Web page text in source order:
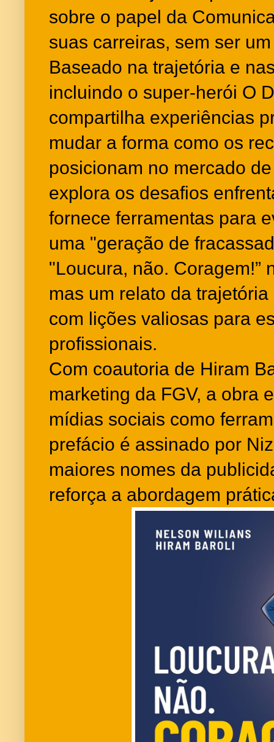
sobre o papel da
suas carreiras, sem ser
Baseado na trajetória e
incluindo o super-herói O
compartilha experiências
mudar a forma como os
posicionam no mercado
explora os desafios
fornece ferramentas para
uma "geração de
"Loucura, não. Coragem!”
mas um relato da
com lições valiosas para
profissionais.
Com coautoria de Hiram
marketing da FGV, a obra
mídias sociais como
prefácio é assinado por
maiores nomes da
reforça a abordagem